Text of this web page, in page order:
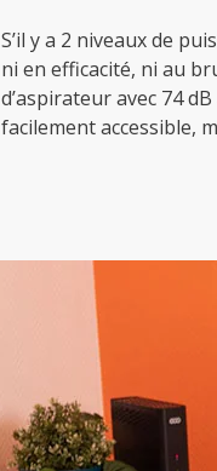
S’il y a 2 niveaux de
ni en efficacité, ni au
d’aspirateur avec 74
facilement accessible,